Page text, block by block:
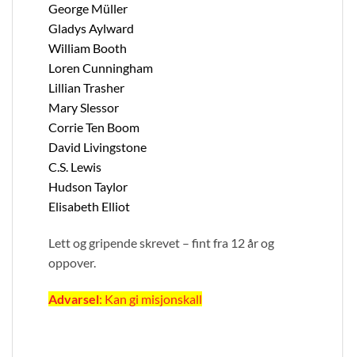
George Müller
Gladys Aylward
William Booth
Loren Cunningham
Lillian Trasher
Mary Slessor
Corrie Ten Boom
David Livingstone
C.S. Lewis
Hudson Taylor
Elisabeth Elliot
Lett og gripende skrevet – fint fra 12 år og
oppover.
Advarsel: Kan gi misjonskall